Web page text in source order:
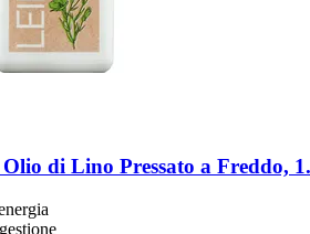
Olio di Lino Pressato a Freddo,